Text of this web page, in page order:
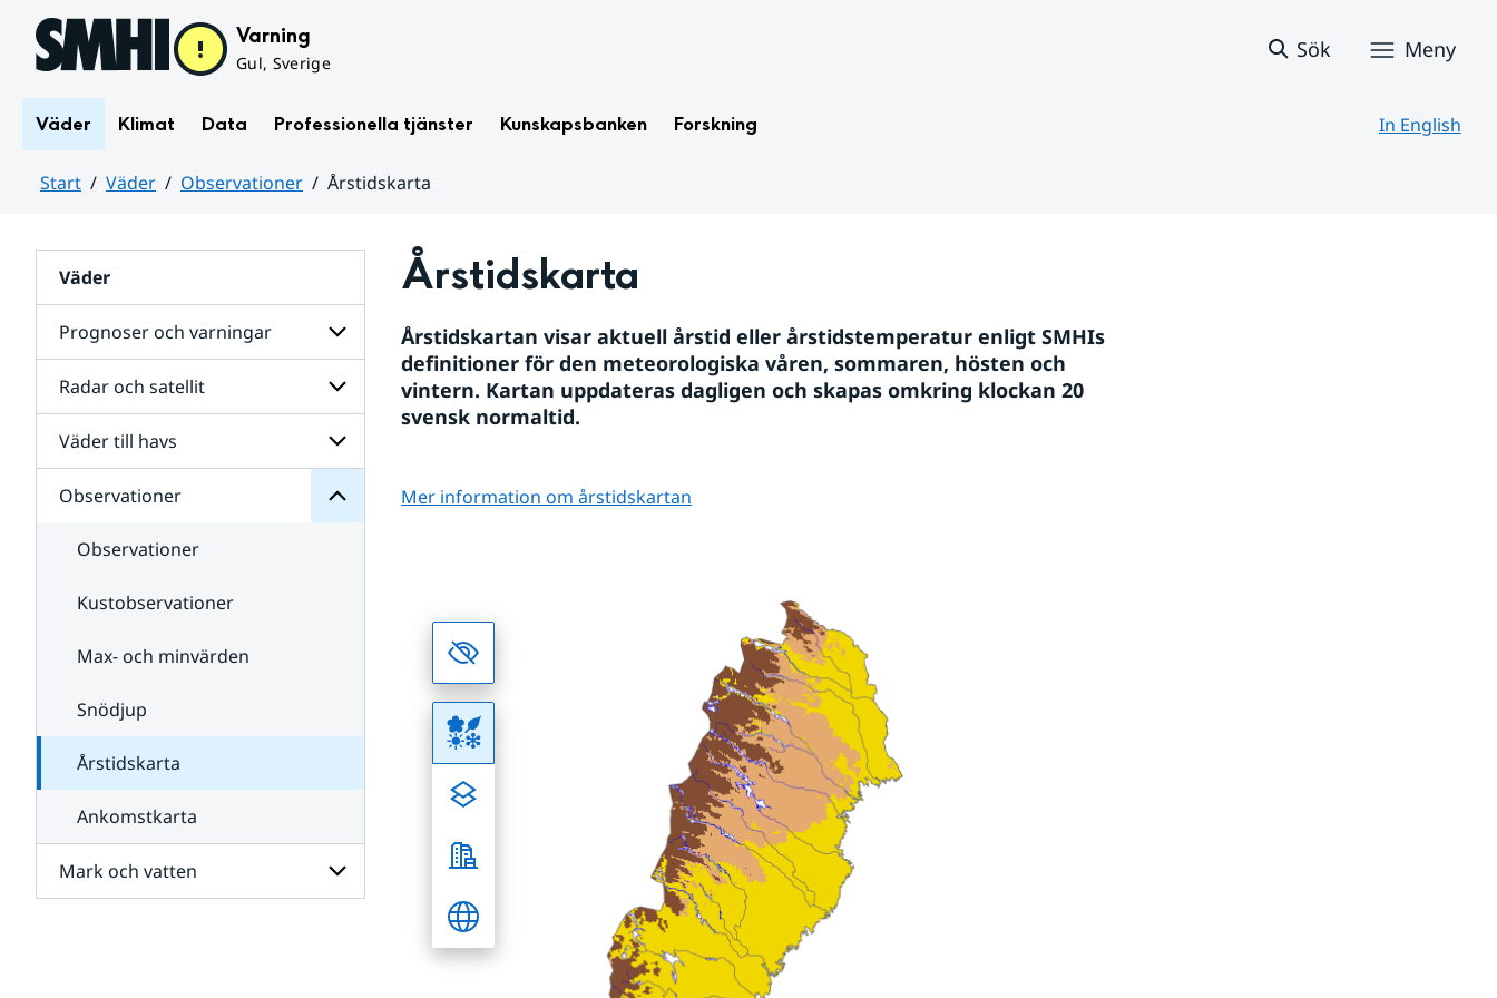
Hoppa till sidans innehåll Varning
Gul, Sverige
Sök Meny
Väder Klimat Data Professionella tjänster Kunskapsbanken Forskning In English
Start Väder Observationer
Årstidskarta
Väder
Prognoser och varningar
Undersidor
för
Prognoser
och
varningar
Radar och satellit
Undersidor
för
Radar
och
Väder till havs
Undersidor
Observationer
Undersidor
för
Observationer
Observationer
Kustobservationer
Max- och minvärden
Snödjup
Årstidskarta
Ankomstkarta
Mark och vatten
Årstidskarta
Årstidskartan visar aktuell årstid eller årstidstemperatur enligt SMHIs
definitioner för den meteorologiska våren, sommaren, hösten och
vintern. Kartan uppdateras dagligen och skapas omkring klockan 20
svensk normaltid.
Mer information om årstidskartan